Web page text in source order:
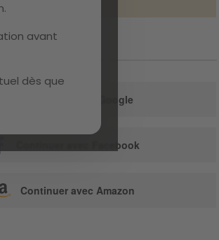
avant
dès que
Continuer avec Google
Continuer avec Facebook
Continuer avec Amazon